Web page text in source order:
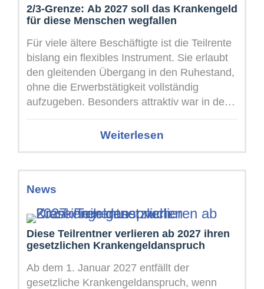
2/3-Grenze: Ab 2027 soll das Krankengeld
für diese Menschen wegfallen
Für viele ältere Beschäftigte ist die Teilrente
bislang ein flexibles Instrument. Sie erlaubt
den gleitenden Übergang in den Ruhestand,
ohne die Erwerbstätigkeit vollständig
aufzugeben. Besonders attraktiv war in den
vergangenen Jahren ...
Weiterlesen
News
Diese Teilrentner verlieren ab 2027 ihren
gesetzlichen Krankengeldanspruch
Ab dem 1. Januar 2027 entfällt der
gesetzliche Krankengeldanspruch, wenn